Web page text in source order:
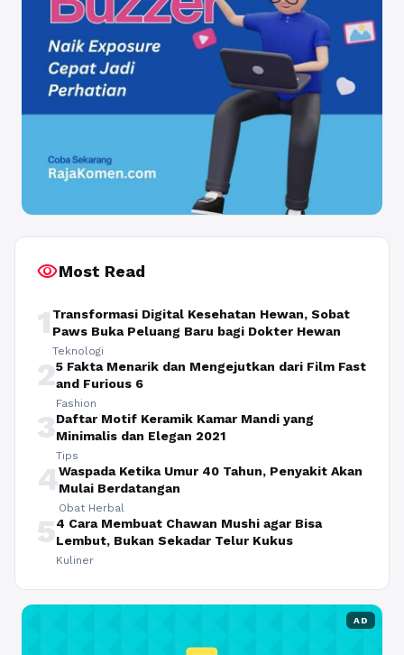
visibilityMost Read
1 Transformasi Digital Kesehatan Hewan, Sobat
Paws Buka Peluang Baru bagi Dokter Hewan
Teknologi
25 Fakta Menarik dan Mengejutkan dari Film Fast
and Furious 6
Fashion
3Daftar Motif Keramik Kamar Mandi yang
Minimalis dan Elegan 2021
Tips
4Waspada Ketika Umur 40 Tahun, Penyakit Akan
Mulai Berdatangan
Obat Herbal
54 Cara Membuat Chawan Mushi agar Bisa
Lembut, Bukan Sekadar Telur Kukus
Kuliner
AD